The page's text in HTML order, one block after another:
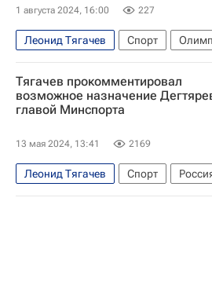
Летние Олимпийские игры 2024
1 августа 2024, 16:00 227
Леонид Тягачев Спорт
Париж
Франция
Томас Бах
Международный олимпийский
Летние Олимпийские игры 2024
Тягачев прокомментировал
возможное назначение
главой Минспорта
13 мая 2024, 13:41 2169
Леонид Тягачев Спорт
Хабаровский край
Михаил